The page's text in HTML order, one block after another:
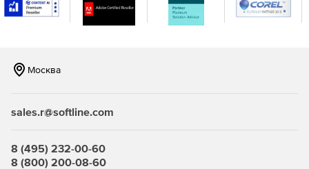
Москва
sales.r@softline.com
8 (495) 232-00-60
8 (800) 200-08-60